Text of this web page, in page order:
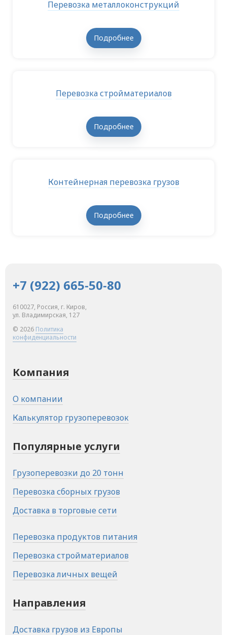
Перевозка металлоконструкций
Подробнее
Перевозка стройматериалов
Подробнее
Контейнерная перевозка грузов
Подробнее
Компания
О компании
Калькулятор грузоперевозок
Популярные услуги
Грузоперевозки до 20 тонн
Перевозка сборных грузов
Доставка в торговые сети
Перевозка продуктов питания
Перевозка стройматериалов
Перевозка личных вещей
Направления
Доставка грузов из Европы
+7 (922) 665-50-80
610027, Россия, г. Киров,
ул. Владимирская, 127
© 2026 Политика
конфиденциальности